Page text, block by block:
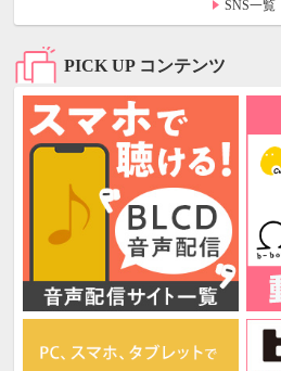
SNS一覧
PICK UP コンテンツ